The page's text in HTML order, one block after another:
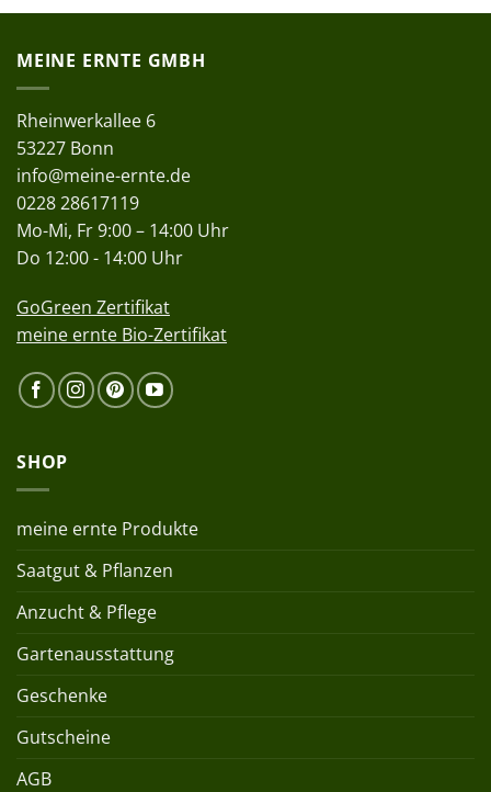
MEINE ERNTE GMBH
Rheinwerkallee 6
53227 Bonn
info@meine-ernte.de
0228 28617119
Mo-Mi, Fr 9:00 – 14:00 Uhr
Do 12:00 - 14:00 Uhr
GoGreen Zertifikat
meine ernte Bio-Zertifikat
SHOP
meine ernte Produkte
Saatgut & Pflanzen
Anzucht & Pflege
Gartenausstattung
Geschenke
Gutscheine
AGB